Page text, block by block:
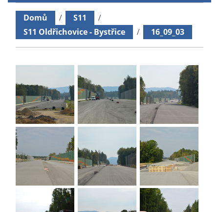
Domů / S11
/
S11 Oldřichovice - Bystřice
/ 16_09_03